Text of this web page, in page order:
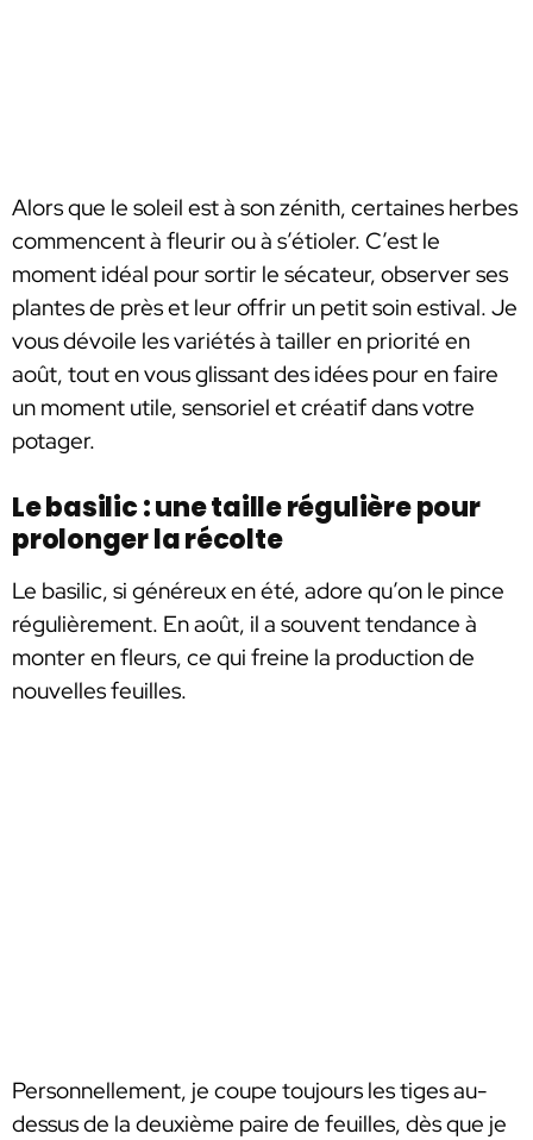
Alors que le soleil est à son zénith, certaines herbes
commencent à fleurir ou à s’étioler. C’est le
moment idéal pour sortir le sécateur, observer ses
plantes de près et leur offrir un petit soin estival. Je
vous dévoile les variétés à tailler en priorité en
août, tout en vous glissant des idées pour en faire
un moment utile, sensoriel et créatif dans votre
potager.
Le basilic : une taille régulière pour
prolonger la récolte
Le basilic, si généreux en été, adore qu’on le pince
régulièrement. En août, il a souvent tendance à
monter en fleurs, ce qui freine la production de
nouvelles feuilles.
Personnellement, je coupe toujours les tiges au-
dessus de la deuxième paire de feuilles, dès que je